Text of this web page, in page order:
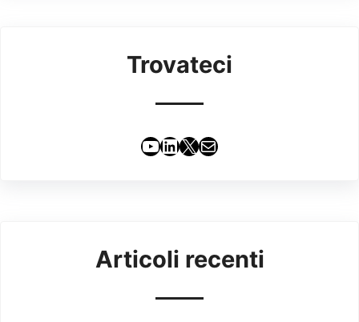
Trovateci
YouTube
LinkedIn
X Email
Articoli recenti